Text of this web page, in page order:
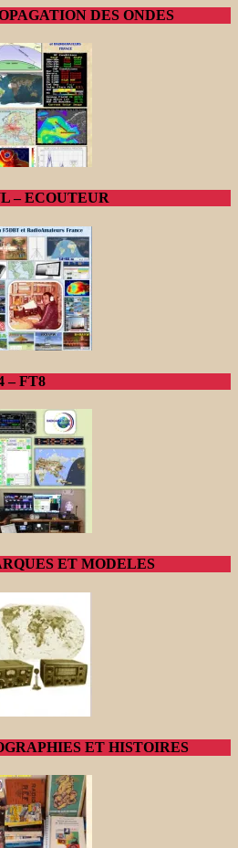
DES ONDES
– ECOUTEUR
– FT8
ET MODELES
ET HISTOIRES